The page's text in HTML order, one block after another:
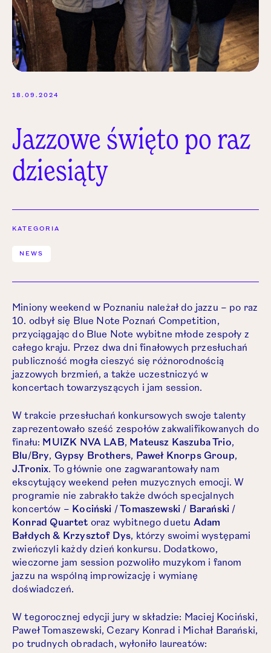
18.09.2024
Jazzowe święto po raz
dziesiąty
KATEGORIA
NEWS
Miniony weekend w Poznaniu należał do jazzu – po raz
10. odbył się Blue Note Poznań Competition,
przyciągając do Blue Note wybitne młode zespoły z
całego kraju. Przez dwa dni finałowych przesłuchań
publiczność mogła cieszyć się różnorodnością
jazzowych brzmień, a także uczestniczyć w
koncertach towarzyszących i jam session.
W trakcie przesłuchań konkursowych swoje talenty
zaprezentowało sześć zespołów zakwalifikowanych do
finału: MUIZK NVA LAB, Mateusz Kaszuba Trio,
Blu/Bry, Gypsy Brothers, Paweł Knorps Group,
J.Tronix. To głównie one zagwarantowały nam
ekscytujący weekend pełen muzycznych emocji. W
programie nie zabrakło także dwóch specjalnych
koncertów – Kociński / Tomaszewski / Barański /
Konrad Quartet oraz wybitnego duetu Adam
Bałdych & Krzysztof Dys, którzy swoimi występami
zwieńczyli każdy dzień konkursu. Dodatkowo,
wieczorne jam session pozwoliło muzykom i fanom
jazzu na wspólną improwizację i wymianę
doświadczeń.
W tegorocznej edycji jury w składzie: Maciej Kociński,
Paweł Tomaszewski, Cezary Konrad i Michał Barański,
po trudnych obradach, wyłoniło laureatów: